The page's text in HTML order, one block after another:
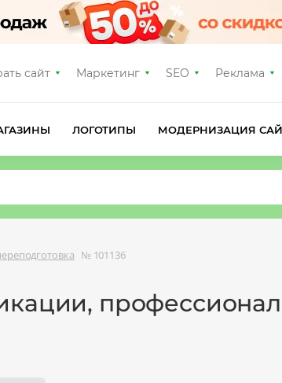
сайт Маркетинг SEO Реклама
ЛОГОТИПЫ МОДЕРНИЗАЦИЯ
№ 101136